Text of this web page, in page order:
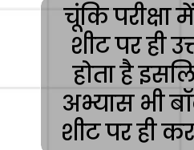
चूंकि
शीट पर ही
होता है
अभ्यास भी
शीट पर ही